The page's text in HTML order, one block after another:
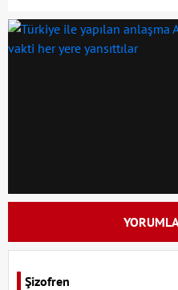
Şizofren